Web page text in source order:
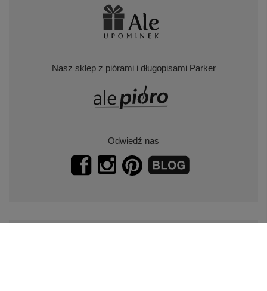
Nasz sklep z piórami i długopisami Parker
Odwiedź nas